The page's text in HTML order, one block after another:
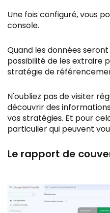
Une fois configuré, vous
console.
Quand les données
possibilité de les extraire
stratégie de
N'oubliez pas de visiter
découvrir des
vos stratégies. Et pour
particulier qui peuvent
Le rapport de